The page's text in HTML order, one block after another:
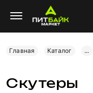
Главная Каталог ...
Скутеры